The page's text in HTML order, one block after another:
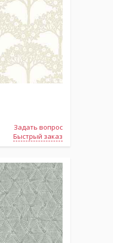
Задать вопрос
Быстрый заказ